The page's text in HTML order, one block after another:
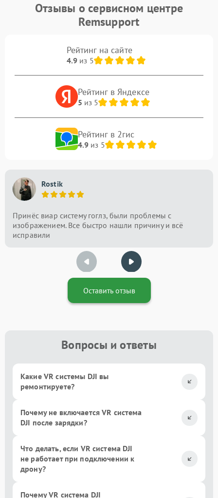
Отзывы о сервисном центре
Remsupport
Рейтинг на сайте
4.9из 5
Рейтинг в Яндексе
5 из 5
Рейтинг в 2гис
4.9из 5
Rostik
Принёс виар систему гоглз, были проблемы с
изображением. Все быстро нашли причину и всё
исправили
Оставить отзыв
Вопросы и ответы
Какие VR системы DJI вы
ремонтируете?
Почему не включается VR система
DJI после зарядки?
Что делать, если VR система DJI
не работает при подключении к
дрону?
Почему VR система DJI